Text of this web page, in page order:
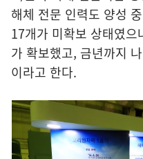
해체 전문 인력도 양성
17개가 미확보 상태였
가 확보했고, 금년까지
이라고 한다.